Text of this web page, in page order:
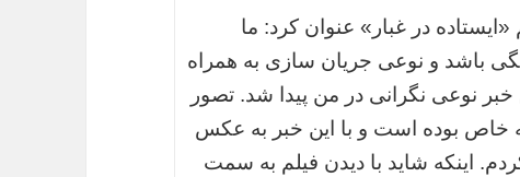
در غبار» عنوان کرد: ما
باشد و نوعی جریان سازی به همراه
خبر نوعی نگرانی در من پیدا شد. تصور
خاص بوده است و با این خبر به عکس
اینکه شاید با دیدن فیلم به سمت